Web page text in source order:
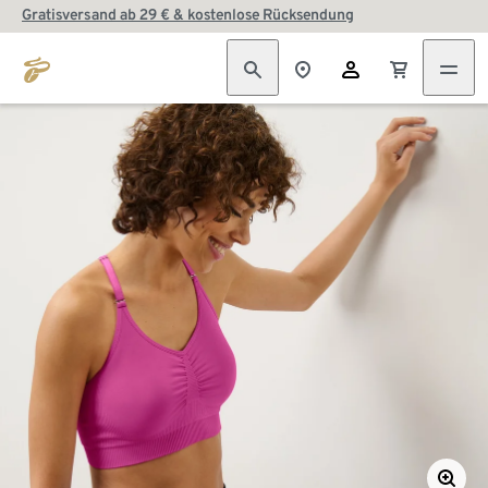
Gratisversand ab 29 € & kostenlose Rücksendung